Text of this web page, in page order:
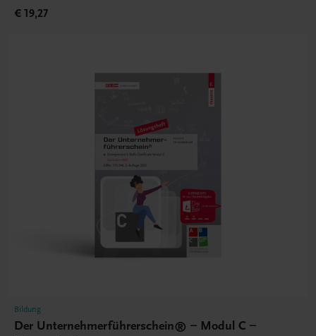
€ 19,27
Bildung
Der Unternehmerführerschein® – Modul C –